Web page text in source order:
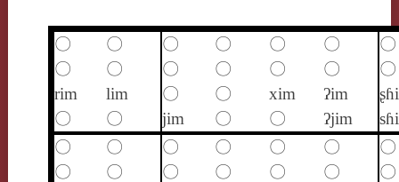
〇 〇 〇 〇 〇 〇
〇
〇
〇 〇 〇 〇 〇
〇
rim
lim 〇 〇 xim ʔim
〇
〇 jim 〇 〇 ʔjim
〇
〇 〇 〇 〇 〇
〇
〇
〇 〇 〇 〇 〇
〇